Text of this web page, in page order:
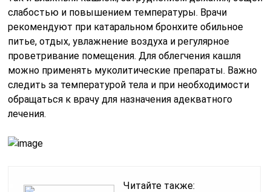
слабостью и повышением температуры. Врачи
рекомендуют при катаральном бронхите обильное
питье, отдых, увлажнение воздуха и регулярное
проветривание помещения. Для облегчения кашля
можно применять муколитические препараты. Важно
следить за температурой тела и при необходимости
обращаться к врачу для назначения адекватного
лечения.
Читайте также: